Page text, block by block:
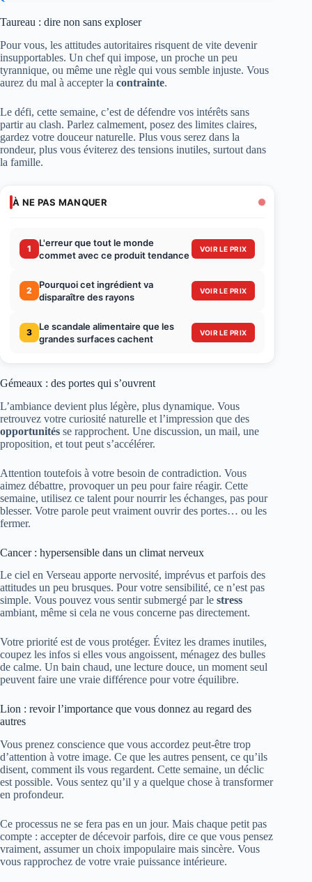
Taureau : dire non sans exploser
Pour vous, les attitudes autoritaires risquent de vite devenir
insupportables. Un chef qui impose, un proche un peu
tyrannique, ou même une règle qui vous semble injuste. Vous
aurez du mal à accepter la contrainte.
Le défi, cette semaine, c’est de défendre vos intérêts sans
partir au clash. Parlez calmement, posez des limites claires,
gardez votre douceur naturelle. Plus vous serez dans la
rondeur, plus vous éviterez des tensions inutiles, surtout dans
la famille.
À NE PAS MANQUER
1
L'erreur que tout le monde
commet avec ce produit tendance
VOIR LE PRIX
2
Pourquoi cet ingrédient va
disparaître des rayons
VOIR LE PRIX
3
Le scandale alimentaire que les
grandes surfaces cachent
VOIR LE PRIX
Gémeaux : des portes qui s’ouvrent
L’ambiance devient plus légère, plus dynamique. Vous
retrouvez votre curiosité naturelle et l’impression que des
opportunités se rapprochent. Une discussion, un mail, une
proposition, et tout peut s’accélérer.
Attention toutefois à votre besoin de contradiction. Vous
aimez débattre, provoquer un peu pour faire réagir. Cette
semaine, utilisez ce talent pour nourrir les échanges, pas pour
blesser. Votre parole peut vraiment ouvrir des portes… ou les
fermer.
Cancer : hypersensible dans un climat nerveux
Le ciel en Verseau apporte nervosité, imprévus et parfois des
attitudes un peu brusques. Pour votre sensibilité, ce n’est pas
simple. Vous pouvez vous sentir submergé par le stress
ambiant, même si cela ne vous concerne pas directement.
Votre priorité est de vous protéger. Évitez les drames inutiles,
coupez les infos si elles vous angoissent, ménagez des bulles
de calme. Un bain chaud, une lecture douce, un moment seul
peuvent faire une vraie différence pour votre équilibre.
Lion : revoir l’importance que vous donnez au regard des
autres
Vous prenez conscience que vous accordez peut-être trop
d’attention à votre image. Ce que les autres pensent, ce qu’ils
disent, comment ils vous regardent. Cette semaine, un déclic
est possible. Vous sentez qu’il y a quelque chose à transformer
en profondeur.
Ce processus ne se fera pas en un jour. Mais chaque petit pas
compte : accepter de décevoir parfois, dire ce que vous pensez
vraiment, assumer un choix impopulaire mais sincère. Vous
vous rapprochez de votre vraie puissance intérieure.